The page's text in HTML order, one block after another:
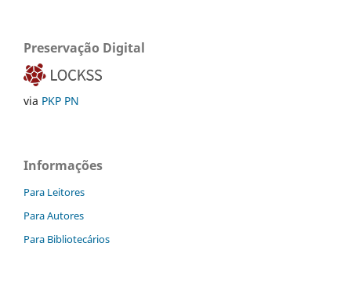
Preservação Digital
via PKP PN
Informações
Para Leitores
Para Autores
Para Bibliotecários